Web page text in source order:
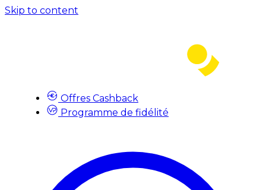
Skip to content
Offres Cashback
Programme de fidélité